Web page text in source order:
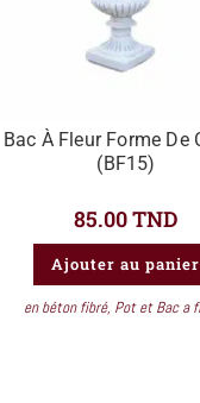
Bac À Fleur Forme De
(BF15)
85.00TND
Ajouter au panier
en béton fibré, Pot et Bac a